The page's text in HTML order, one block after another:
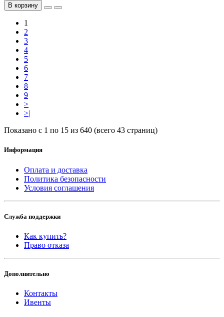
В корзину
1
2
3
4
5
6
7
8
9
>
>|
Показано с 1 по 15 из 640 (всего 43 страниц)
Информация
Оплата и доставка
Политика безопасности
Условия соглашения
Служба поддержки
Как купить?
Право отказа
Дополнительно
Контакты
Ивенты